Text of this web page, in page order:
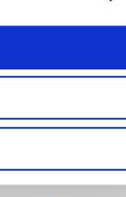
tre udendørs
andet